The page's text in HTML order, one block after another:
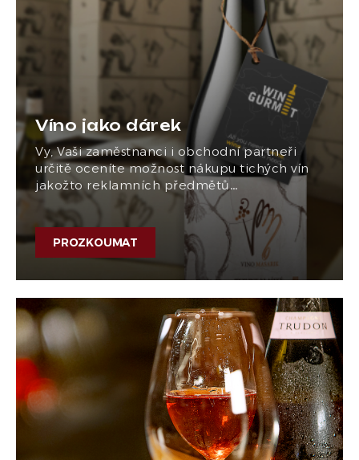
Víno jako dárek
Vy, Vaši zaměstnanci i obchodní partneři
určitě oceníte možnost nákupu tichých vín
jakožto reklamních předmětů…
PROZKOUMAT